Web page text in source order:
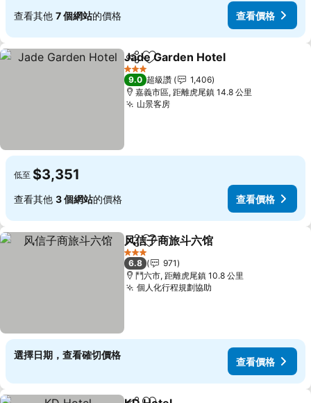
查看其他 7 個網站的價格 查看價格
分享 加入我的最愛
Jade Garden Hotel
3 星級
9.0 超級讚
1,406
嘉義市區, 距離虎尾鎮 14.8 公里
山景客房查看價格
低至 $3,351
查看其他 3 個網站的價格 查看價格
分享 加入我的最愛
风信子商旅斗六馆
3 星級
6.8
971
鬥六市, 距離虎尾鎮 10.8 公里
個人化行程規劃協助
選擇日期，查看確切價格
查看價格